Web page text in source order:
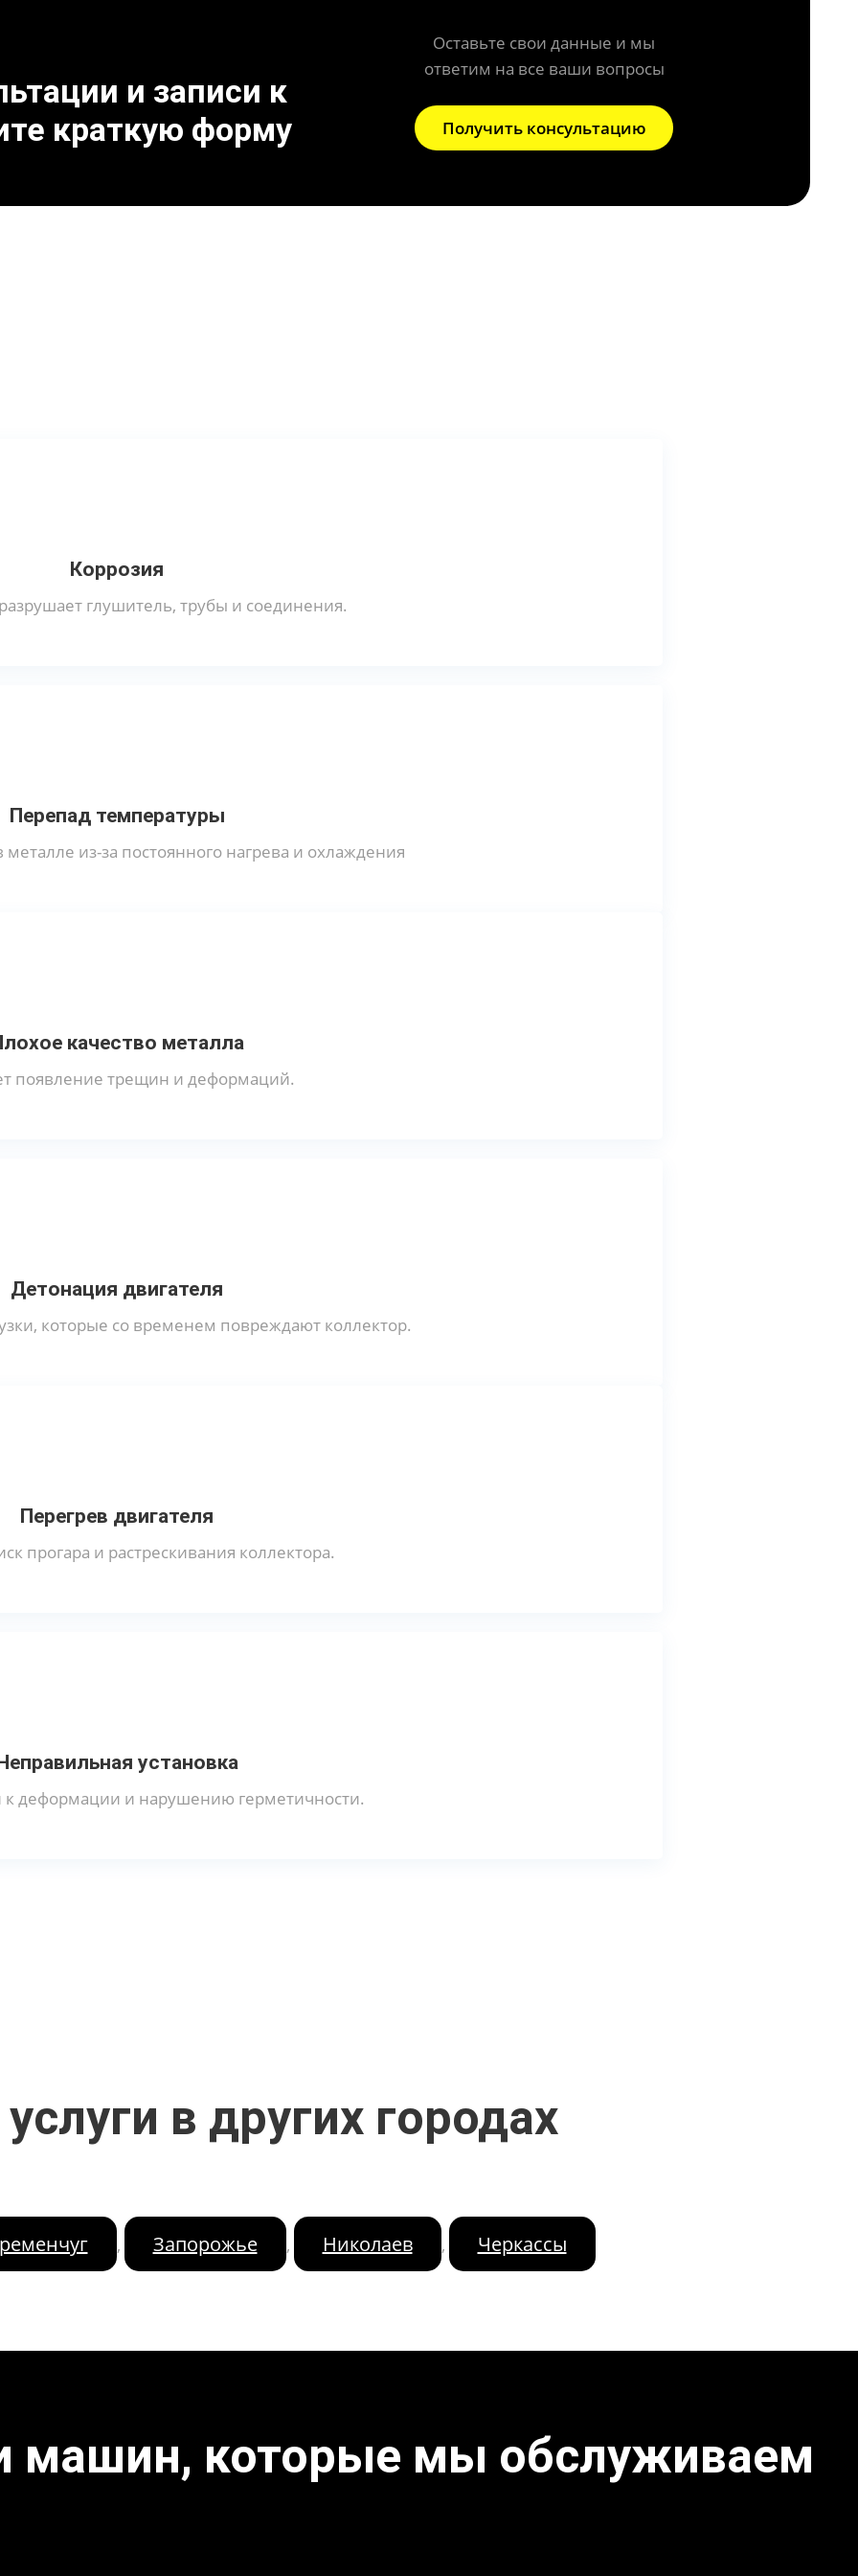
и записи к
краткую форму
Оставьте свои данные и мы
ответим на все ваши вопросы
Получить консультацию
Коррозия
глушитель, трубы и соединения.
Перепад температуры
из-за постоянного нагрева и охлаждения
качество металла
появление трещин и деформаций.
Детонация двигателя
которые со временем повреждают коллектор.
Перегрев двигателя
прогара и растрескивания коллектора.
установка
деформации и нарушению герметичности.
в других городах
, Запорожье , Николаев , Черкассы
машин, которые мы обслуживаем